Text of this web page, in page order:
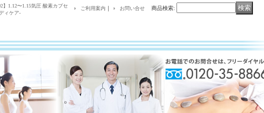
】1.12〜1.15気圧 酸素カプセ
ィケア-
ご利用案内 ｜ お問い合せ 商品検索: